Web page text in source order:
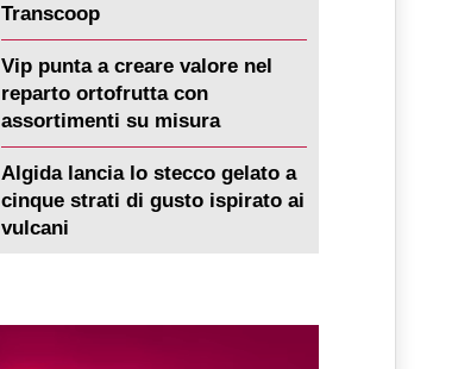
Transcoop
Vip punta a creare valore nel
reparto ortofrutta con
assortimenti su misura
Algida lancia lo stecco gelato a
cinque strati di gusto ispirato ai
vulcani